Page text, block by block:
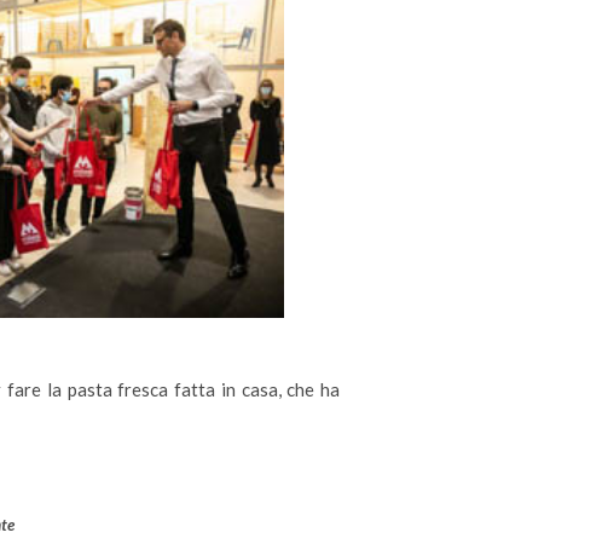
la pasta fresca fatta in casa, che ha